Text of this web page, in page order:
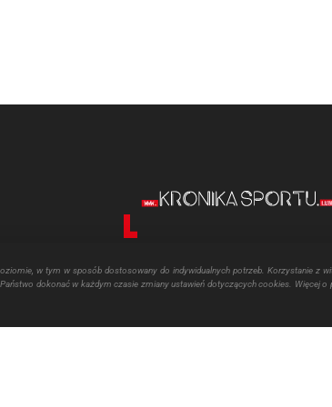
w tym w sposób dostosowany do indywidualnych potrzeb. Korzystanie z
dokonać w każdym czasie zmiany ustawień dotyczących cookies. Więcej o